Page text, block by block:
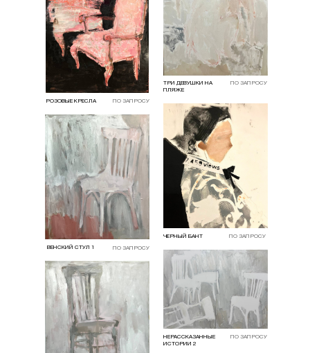
РОЗОВЫЕ КРЕСЛА
ПО ЗАПРОСУ
ТРИ ДЕВУШКИ НА
ПЛЯЖЕ
ВЕНСКИЙ СТУЛ 1
ПО ЗАПРОСУ
ПО ЗАПРОСУ
ПО ЗАПРОСУ
ЧЕРНЫЙ БАНТ
НЕРАССКАЗАННЫЕ
ИСТОРИИ 2
ПО ЗАПРОСУ